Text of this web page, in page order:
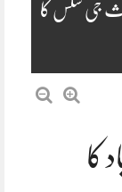
جی سکس کا
کا